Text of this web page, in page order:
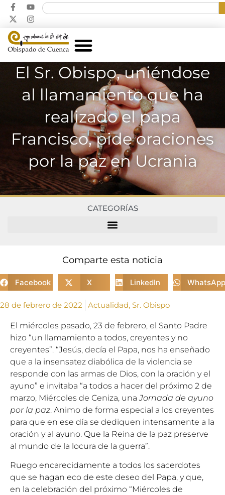
El Sr. Obispo, uniéndose
al llamamiento que ha
realizado el papa
Francisco, pide oraciones
por la paz en Ucrania
CATEGORÍAS
Comparte esta noticia
Facebook X LinkedIn WhatsApp
28 de febrero de 2022 Actualidad, Sr. Obispo
El miércoles pasado, 23 de febrero, el Santo Padre
hizo “un llamamiento a todos, creyentes y no
creyentes”. “Jesús, decía el Papa, nos ha enseñado
que a la insensatez diabólica de la violencia se
responde con las armas de Dios, con la oración y el
ayuno” e invitaba “a todos a hacer del próximo 2 de
marzo, Miércoles de Ceniza, unaJornada de ayuno
por la paz. Animo de forma especial a los creyentes
para que en ese día se dediquen intensamente a la
oración y al ayuno. Que la Reina de la paz preserve
al mundo de la locura de la guerra”.
Ruego encarecidamente a todos los sacerdotes
que se hagan eco de este deseo del Papa, y que,
en la celebración del próximo “Miércoles de